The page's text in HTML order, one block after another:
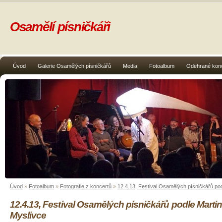
Úvod Galerie Osamělých písničkářů Media Fotoalbum Odehrané
Osamělí písničkáři
Úvod » Fotoalbum » Fotografie z koncertů » 12.4.13, Festival Osamělých písničkářů
12.4.13, Festival Osamělých písničkářů podle
Myslivce